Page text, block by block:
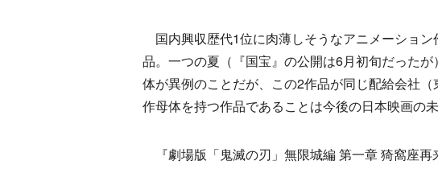
国内興収歴代1位に肉薄しそうなアニメーショ
品。一つの夏（『国宝』の公開は6月初旬だった
体が異例のことだが、この2作品が同じ配給会社
作母体を持つ作品であることは今後の日本映画の
『劇場版「鬼滅の刃」無限城編 第一章 猗窩座